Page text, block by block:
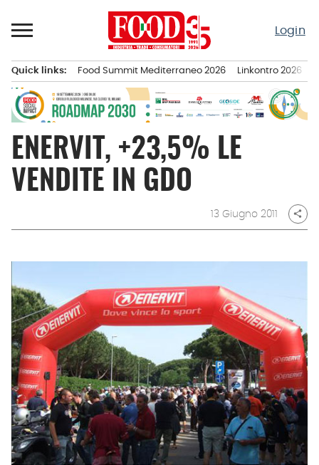
al
Login
principale
Quick links: Food Summit Mediterraneo 2026 Linkontro 2026
ENERVIT, +23,5% LE
VENDITE IN GDO
13 Giugno 2011 share